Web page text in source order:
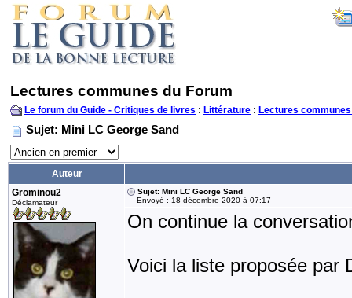
Lectures communes du Forum
Le forum du Guide - Critiques de livres : Littérature : Lectures
Sujet: Mini LC George Sand
Auteur
Grominou2
Déclamateur
Sujet: Mini LC George Sand
Envoyé : 18 décembre 2020 à 07:17
On continue la
Voici la liste proposée par